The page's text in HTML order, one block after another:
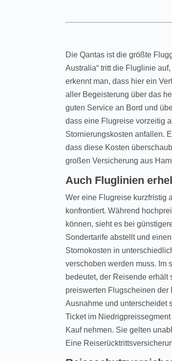
Die Qantas ist die größte
Australia“ tritt die Fluglinie
erkennt man, dass hier ein
aller Begeisterung über das
guten Service an Bord und
dass eine Flugreise vorzeitig
Stornierungskosten anfallen.
dass diese Kosten
großen Versicherung aus
Auch Fluglinien
Wer eine Flugreise kurzfristig
konfrontiert. Während
können, sieht es bei
Sondertarife abstellt und
Stornokosten in
verschoben werden muss. Im
bedeutet, der Reisende
preiswerten Flugscheinen der
Ausnahme und unterscheidet
Ticket im
Kauf nehmen. Sie gelten
Eine